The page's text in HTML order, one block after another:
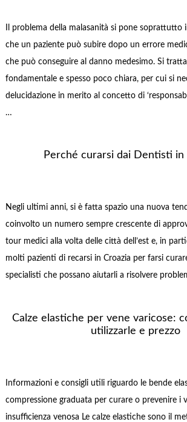
Il problema della malasanità si pone soprattutto
che un paziente può subire dopo un errore
che può conseguire al danno medesimo. Si
fondamentale e spesso poco chiara, per cui si
delucidazione in merito al concetto di
…
Perché curarsi dai Dentisti in
Negli ultimi anni, si è fatta spazio una nuova
coinvolto un numero sempre crescente di
tour medici alla volta delle città dell’est e, in
molti pazienti di recarsi in Croazia per farsi
specialisti che possano aiutarli a risolvere
Calze elastiche per vene varicose:
utilizzarle e prezzo
Informazioni e consigli utili riguardo le bende
compressione graduata per curare o prevenire i
insufficienza venosa Le calze elastiche sono il